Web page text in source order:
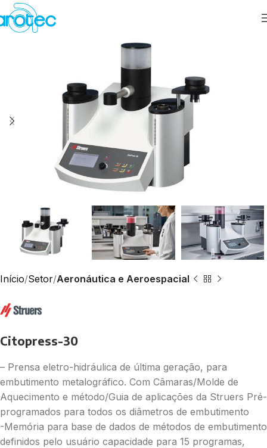
Início Setor Aeronáutica e Aeroespacial
Citopress-30
– Prensa eletro-hidráulica de última geração, para
embutimento metalográfico. Com Câmaras/Molde de
Aquecimento e método/Guia de aplicações da Struers Pré-
programados para todos os diâmetros de embutimento
-Memória para base de dados de métodos de embutimento
definidos pelo usuário capacidade para 15 programas,